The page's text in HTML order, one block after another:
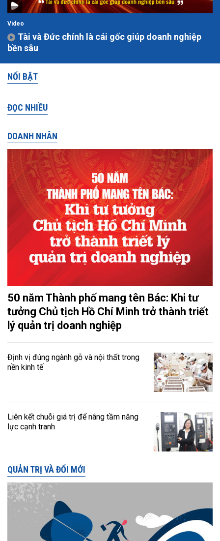
Video
Tài và Đức chính là cái gốc giúp doanh nghiệp
bền sâu
NỔI BẬT
ĐỌC NHIỀU
DOANH NHÂN
50 năm Thành phố mang tên Bác: Khi tư
tưởng Chủ tịch Hồ Chí Minh trở thành triết
lý quản trị doanh nghiệp
Định vị đúng ngành gỗ và nội thất trong
nền kinh tế
Liên kết chuỗi giá trị để nâng tầm năng
lực cạnh tranh
QUẢN TRỊ VÀ ĐỔI MỚI